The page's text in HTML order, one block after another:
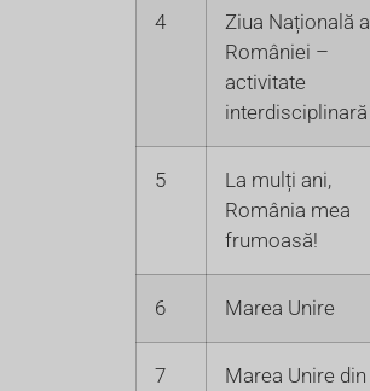
4
Ziua Națională a
României –
activitate
interdisciplinară
5
La mulți ani,
România mea
frumoasă!
6 Marea Unire
7
Marea Unire din